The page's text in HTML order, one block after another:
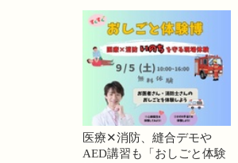
医療✕消防、縫合デモや
AED講習も「おしごと体験